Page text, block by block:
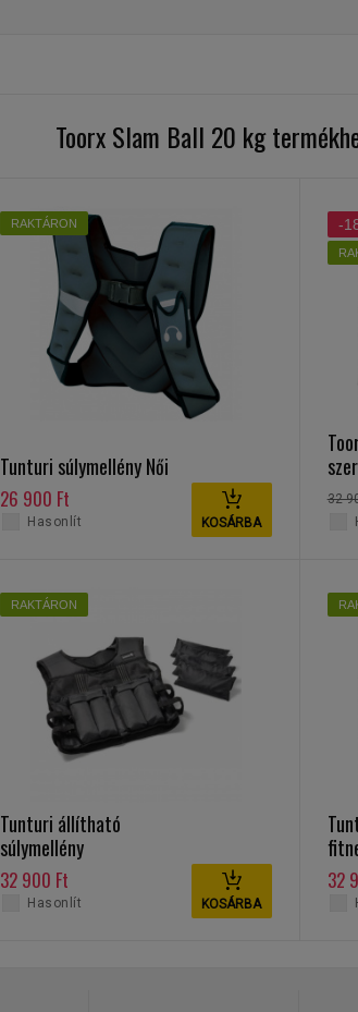
Toorx Slam Ball 20 kg
RAKTÁRON
Tunturi súlymellény Női
26 900 Ft
KOSÁRBA
Hasonlít
-
rúd
32
RAKTÁRON
Tunturi állítható
súlymellény
32 900 Ft
KOSÁRBA
Hasonlít
32